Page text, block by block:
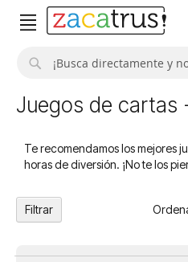
Juegos de cartas
Te recomendamos los mejores
horas de diversión. ¡No te los
Filtrar